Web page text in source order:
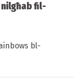
fil-
bl-